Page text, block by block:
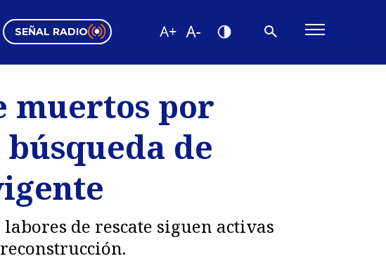
SEÑAL RADIO
Tendencias
Videos
muertos por
de
de rescate siguen activas